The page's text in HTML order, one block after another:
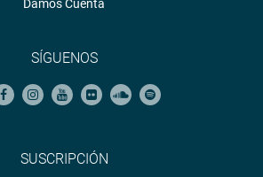
Damos Cuenta
SÍGUENOS
SUSCRIPCIÓN